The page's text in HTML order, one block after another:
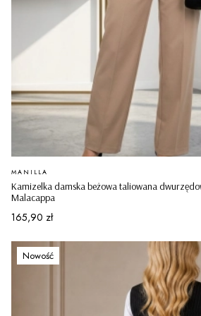
Kamizelka damska beżowa taliowana
Malacappa
PRODUCENT
MANILLA
Cena
165,90 zł
Nowość